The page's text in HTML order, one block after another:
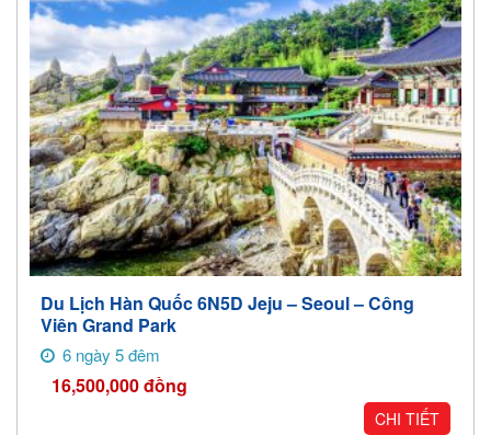
Du Lịch Hàn Quốc 6N5D Jeju – Seoul – Công
Viên Grand Park
6 ngày 5 đêm
16,500,000đồng
CHI TIẾT